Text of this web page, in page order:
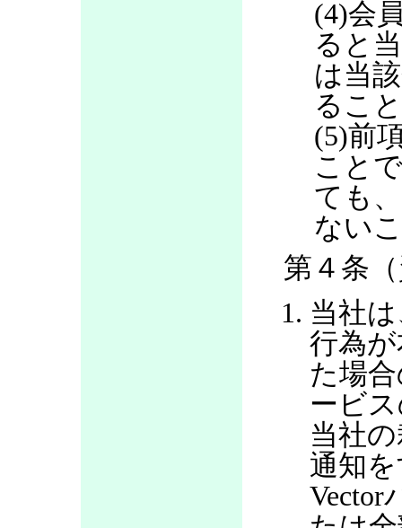
(4)会
ると
は当
るこ
(5)前
こと
ても
ない
第４条
当社
行為
た場
ービ
当社
通知
Vector